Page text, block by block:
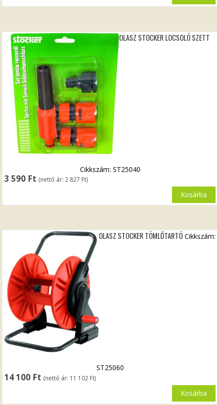
OLASZ STOCKER LOCSOLÓ SZETT
3 590 Ft (nettó ár: 2 827 Ft)
Cikkszám: ST25040
Kosárba
OLASZ STOCKER TÖMLŐTARTÓ
14 100 Ft (nettó ár: 11 102 Ft)
Cikkszám:
ST25060
Kosárba